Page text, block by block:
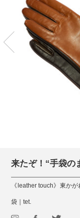
来たぞ！“手袋の
《leather touch》東か
袋｜tet.